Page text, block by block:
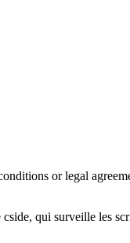
or legal
qui surveille les